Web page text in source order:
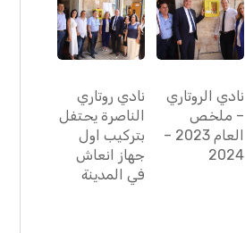
نادي الروتاري
– ملخص
العام 2023 –
2024
نادي روتاري
الناصرة يحتفل
بتركيب اول
جهاز انعاش
في المدينة